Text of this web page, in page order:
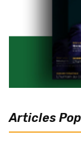
Articles